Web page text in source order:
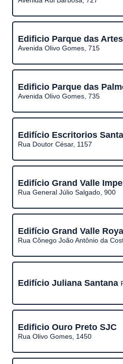
Edificio Parque das Artes
Avenida Olivo Gomes, 715
Edificio Parque das
Avenida Olivo Gomes, 735
Edifício Escritorios
Rua Doutor César, 1157
Edifício Grand Valle
Rua General Júlio Salgado, 900
Edifício Grand Valle Royal
Rua Cônego João Antônio da
Edifício Juliana Santana
Edificio Ouro Preto SJC
Rua Olivo Gomes, 1450